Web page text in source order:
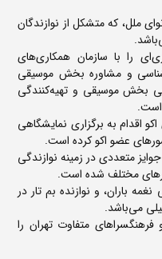
ملل، که متشکل از نوازندگان
همکاری‌ای را با سازمان همکاری‌های
و مشاوره بخش موسیقی
بخش موسیقی و تهیه‌کنندگی
است.
اقدام به برگزاری نمایشگاهی
عضو اکو کرده است.
متعددی در زمینه نوازندگی
مختلف شده است.
باران، و نوازنده بم تار در
می‌باشد.
متفاوت تهران را